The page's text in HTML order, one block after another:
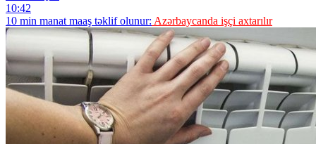
10:42
10 min manat maaş təklif olunur: Azərbaycanda işçi axtarılır